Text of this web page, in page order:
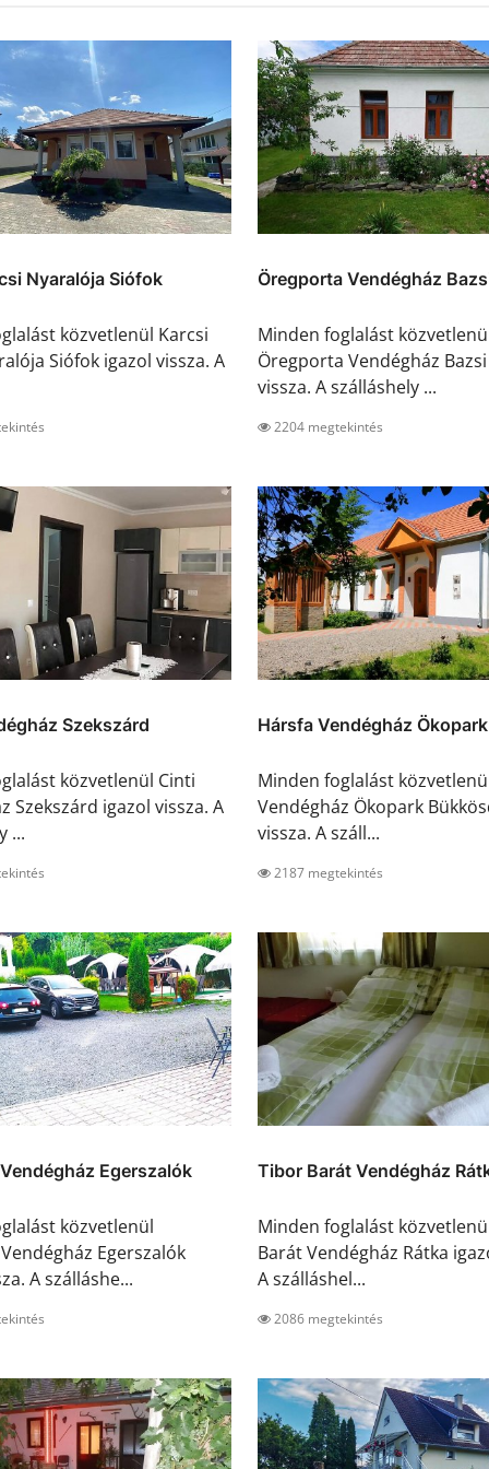
Nyaralója Siófok
közvetlenül Karcsi
Siófok igazol vissza. A
Öregporta Vendégház
Minden foglalást
Öregporta Vendégház
vissza. A szálláshely ...
2204 megtekintés
Szekszárd
közvetlenül Cinti
Szekszárd igazol vissza. A
...
Hársfa Vendégház
Minden foglalást
Vendégház Ökopark
vissza. A száll...
2187 megtekintés
Egerszalók
közvetlenül
Egerszalók
A szálláshe...
Tibor Barát Vendégház
Minden foglalást
Barát Vendégház Rátka
A szálláshel...
2086 megtekintés